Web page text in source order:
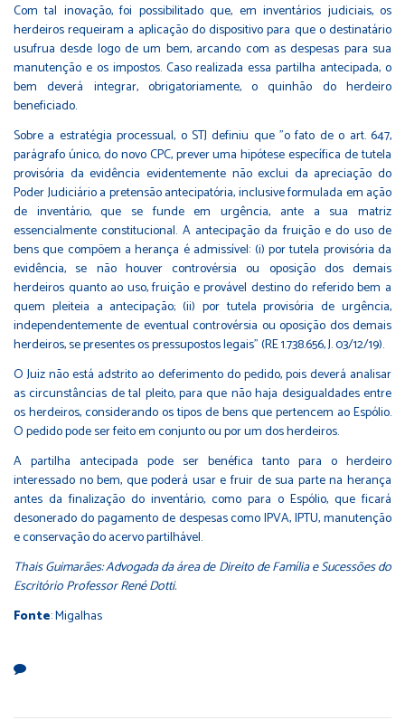
Com tal inovação, foi possibilitado que, em inventários judiciais, os
herdeiros requeiram a aplicação do dispositivo para que o destinatário
usufrua desde logo de um bem, arcando com as despesas para sua
manutenção e os impostos. Caso realizada essa partilha antecipada, o
bem deverá integrar, obrigatoriamente, o quinhão do herdeiro
beneficiado.
Sobre a estratégia processual, o STJ definiu que "o fato de o art. 647,
parágrafo único, do novo CPC, prever uma hipótese específica de tutela
provisória da evidência evidentemente não exclui da apreciação do
Poder Judiciário a pretensão antecipatória, inclusive formulada em ação
de inventário, que se funde em urgência, ante a sua matriz
essencialmente constitucional. A antecipação da fruição e do uso de
bens que compõem a herança é admissível: (i) por tutela provisória da
evidência, se não houver controvérsia ou oposição dos demais
herdeiros quanto ao uso, fruição e provável destino do referido bem a
quem pleiteia a antecipação; (ii) por tutela provisória de urgência,
independentemente de eventual controvérsia ou oposição dos demais
herdeiros, se presentes os pressupostos legais" (RE 1.738.656, J. 03/12/19).
O Juiz não está adstrito ao deferimento do pedido, pois deverá analisar
as circunstâncias de tal pleito, para que não haja desigualdades entre
os herdeiros, considerando os tipos de bens que pertencem ao Espólio.
O pedido pode ser feito em conjunto ou por um dos herdeiros.
A partilha antecipada pode ser benéfica tanto para o herdeiro
interessado no bem, que poderá usar e fruir de sua parte na herança
antes da finalização do inventário, como para o Espólio, que ficará
desonerado do pagamento de despesas como IPVA, IPTU, manutenção
e conservação do acervo partilhável.
Thais Guimarães: Advogada da área de Direito de Família e Sucessões do
Escritório Professor René Dotti.
Fonte: Migalhas